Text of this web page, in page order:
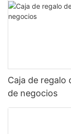
Caja de regalo
de negocios